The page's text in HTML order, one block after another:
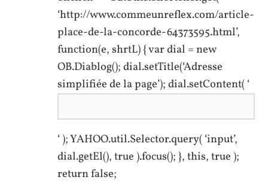
‘http://www.commeunreflex.com/article-
place-de-la-concorde-64373595.html’,
function(e, shrtL) { var dial = new
OB.Diablog(); dial.setTitle(‘Adresse
simplifiée de la page’); dial.setContent( ‘
‘ ); YAHOO.util.Selector.query( ‘input’,
dial.getEl(), true ).focus(); }, this, true );
return false;